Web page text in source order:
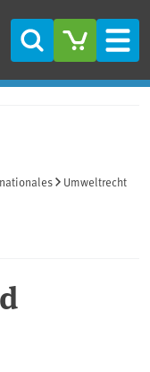
Suche
Umweltrecht